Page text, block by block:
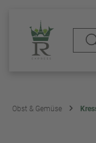
Obst & Gemüse